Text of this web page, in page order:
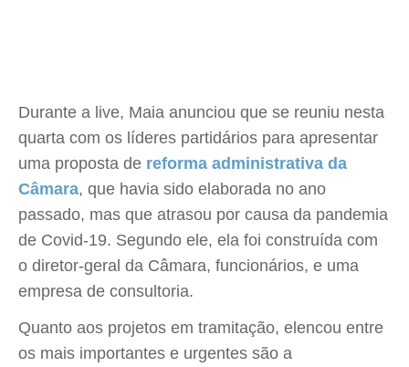
Durante a live, Maia anunciou que se reuniu nesta
quarta com os líderes partidários para apresentar
uma proposta de reforma administrativa da
Câmara, que havia sido elaborada no ano
passado, mas que atrasou por causa da pandemia
de Covid-19. Segundo ele, ela foi construída com
o diretor-geral da Câmara, funcionários, e uma
empresa de consultoria.
Quanto aos projetos em tramitação, elencou entre
os mais importantes e urgentes são a